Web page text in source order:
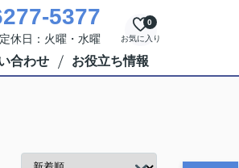
5377
休日：火曜・水曜 お気に入り
0
合わせ お役立ち情報